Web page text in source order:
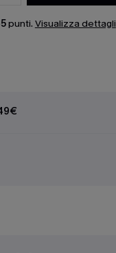
punti. Visualizza dettagli